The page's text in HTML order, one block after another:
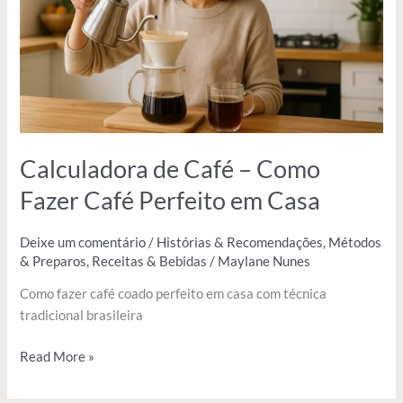
Calculadora de Café – Como
Fazer Café Perfeito em Casa
Deixe um comentário / Histórias & Recomendações, Métodos
& Preparos, Receitas & Bebidas / Maylane Nunes
Como fazer café coado perfeito em casa com técnica
tradicional brasileira
Fazer
Café
Perfeito
Casa
Read More »